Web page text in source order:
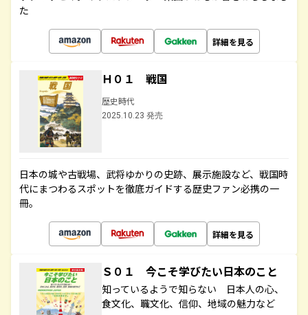
た
詳細を見る
Ｈ０１ 戦国
歴史時代
2025.10.23 発売
日本の城や古戦場、武将ゆかりの史跡、展示施設など、戦国時
代にまつわるスポットを徹底ガイドする歴史ファン必携の一
冊。
詳細を見る
Ｓ０１ 今こそ学びたい日本のこと
知っているようで知らない 日本人の心、
食文化、職文化、信仰、地域の魅力など